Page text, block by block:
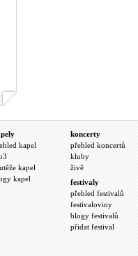
kapel
kapel
kapel
koncerty
přehled koncertů
kluby
živě
festivaly
přehled festivalů
festivaloviny
blogy festivalů
přidat festival